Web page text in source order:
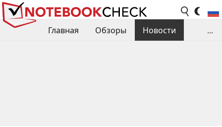
Главная Обзоры
Новости
...